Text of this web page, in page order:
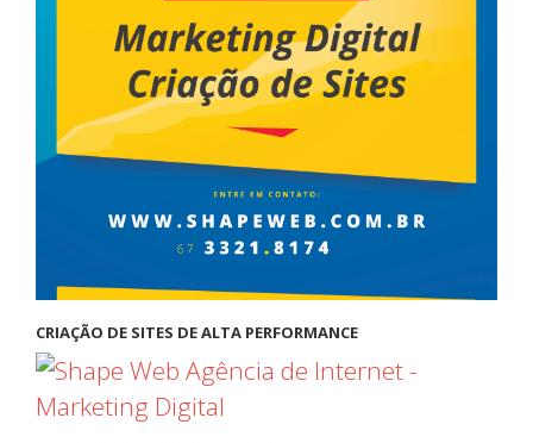
CRIAÇÃO DE SITES DE ALTA PERFORMANCE